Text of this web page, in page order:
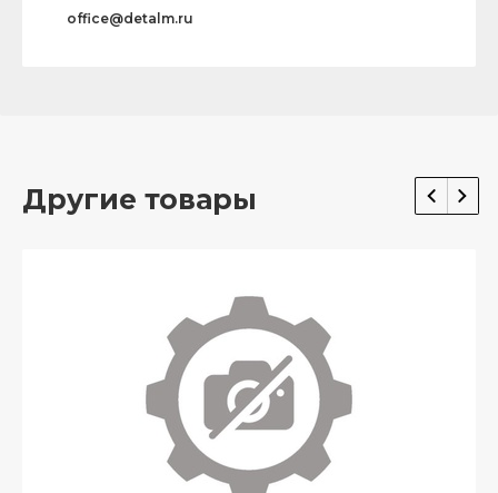
office@detalm.ru
Другие товары